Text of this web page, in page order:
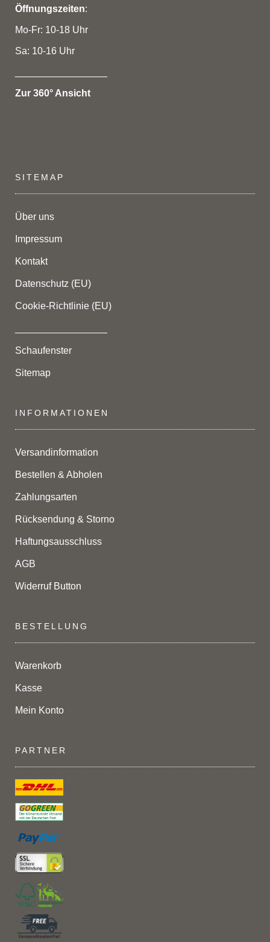
Öffnungszeiten:
Mo-Fr: 10-18 Uhr
Sa: 10-16 Uhr
Zur 360° Ansicht
SITEMAP
Über uns
Impressum
Kontakt
Datenschutz (EU)
Cookie-Richtlinie (EU)
Schaufenster
Sitemap
INFORMATIONEN
Versandinformation
Bestellen & Abholen
Zahlungsarten
Rücksendung & Storno
Haftungsausschluss
AGB
Widerruf Button
BESTELLUNG
Warenkorb
Kasse
Mein Konto
PARTNER